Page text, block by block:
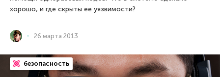
хорошо, и где скрыты ее уязвимости?
26 марта 2013
безопасность